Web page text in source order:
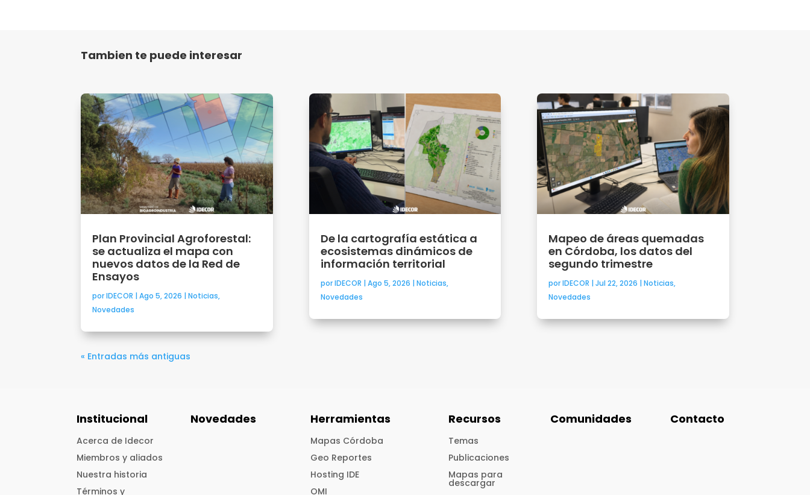
Tambien te puede interesar
Plan Provincial Agroforestal:
se actualiza el mapa con
nuevos datos de la Red de
Ensayos
porIDECOR |Ago 5, 2026 |Noticias,
Novedades
De la cartografía estática a
ecosistemas dinámicos de
información territorial
porIDECOR | Ago 5, 2026 | Noticias,
Novedades
Mapeo de áreas quemadas
en Córdoba, los datos del
segundo trimestre
porIDECOR | Jul 22, 2026 | Noticias,
Novedades
« Entradas más antiguas
Institucional
Acerca de Idecor
Miembros y aliados
Nuestra historia
Términos y
Novedades Herramientas
Mapas Córdoba
Geo Reportes
Hosting IDE
OMI
Recursos
Temas
Publicaciones
Mapas para
descargar
Comunidades Contacto